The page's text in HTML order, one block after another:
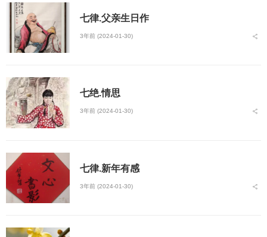
七律.父亲生日作
3年前 (2024-01-30)
七绝.情思
3年前 (2024-01-30)
七律.新年有感
3年前 (2024-01-30)